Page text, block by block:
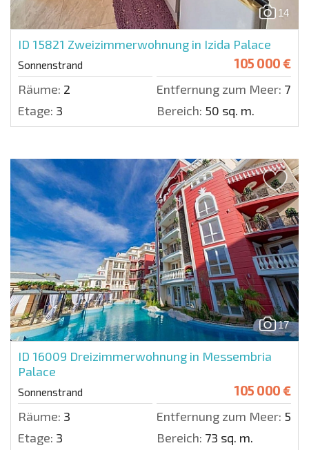
14
ID 15821 Zweizimmerwohnung in Izida Palace
Sonnenstrand 105 000 €
Räume: 2 Entfernung zum Meer: 700
Etage: 3 Bereich: 50 sq. m.
17
ID 16009 Dreizimmerwohnung in Messembria
Palace
Sonnenstrand 105 000 €
Räume: 3 Entfernung zum Meer: 500
Etage: 3 Bereich: 73 sq. m.